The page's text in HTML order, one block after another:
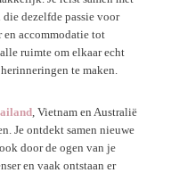
dezelfde passie voor
en accommodatie tot
ruimte om elkaar echt
te maken.
, Vietnam en Australië
Je ontdekt samen nieuwe
door de ogen van je
en vaak ontstaan er